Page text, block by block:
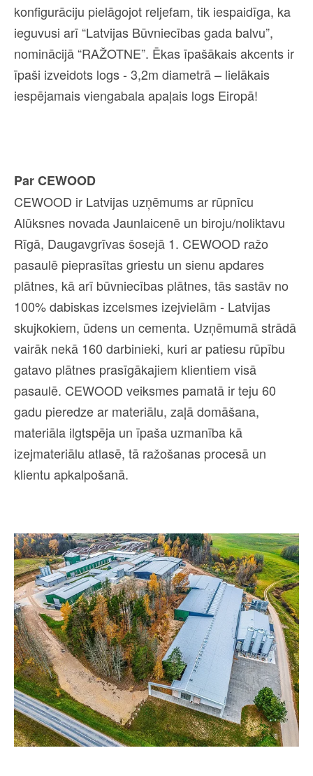
konfigurāciju pielāgojot reljefam, tik iespaidīga, ka
ieguvusi arī “Latvijas Būvniecības gada balvu”,
nominācijā “RAŽOTNE”. Ēkas īpašākais akcents ir
īpaši izveidots logs - 3,2m diametrā – lielākais
iespējamais viengabala apaļais logs Eiropā!
Par CEWOOD
CEWOOD ir Latvijas uzņēmums ar rūpnīcu
Alūksnes novada Jaunlaicenē un biroju/noliktavu
Rīgā, Daugavgrīvas šosejā 1. CEWOOD ražo
pasaulē pieprasītas griestu un sienu apdares
plātnes, kā arī būvniecības plātnes, tās sastāv no
100% dabiskas izcelsmes izejvielām - Latvijas
skujkokiem, ūdens un cementa. Uzņēmumā strādā
vairāk nekā 160 darbinieki, kuri ar patiesu rūpību
gatavo plātnes prasīgākajiem klientiem visā
pasaulē. CEWOOD veiksmes pamatā ir teju 60
gadu pieredze ar materiālu, zaļā domāšana,
materiāla ilgtspēja un īpaša uzmanība kā
izejmateriālu atlasē, tā ražošanas procesā un
klientu apkalpošanā.